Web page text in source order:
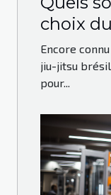
choix
Jitsu
Encore
jiu-jitsu
pour...